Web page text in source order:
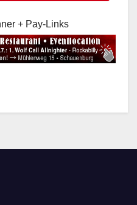
+ Pay-Links